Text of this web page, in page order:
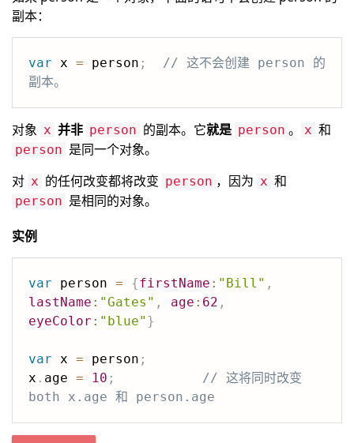
副本：
var x = person ;
// 这不会创建 person 的
副本。
对象 x 并非 person 的副本。它就是 person 。 x 和
person 是同一个对象。
对 x 的任何改变都将改变 person ，因为 x 和
person 是相同的对象。
实例
var person = {firstName : "Bill" ,
lastName : "Gates" , age : 62 ,
eyeColor : "blue" }
var x = person ;
x . age = 10 ;
// 这将同时改变
both x.age 和 person.age